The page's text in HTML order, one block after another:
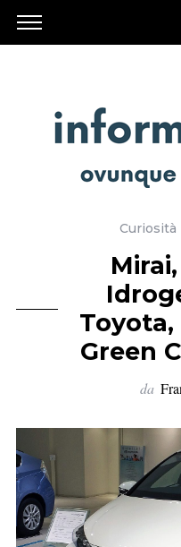
Curiosità
Toyota,
Green
da